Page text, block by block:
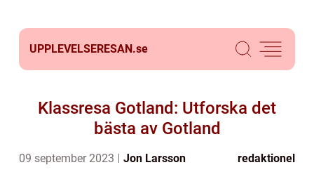
UPPLEVELSERESAN.se
Klassresa Gotland: Utforska det
bästa av Gotland
09 september 2023 Jon Larsson redaktionel